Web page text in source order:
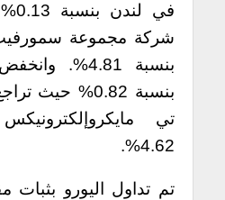
في
شركة مجموعة
بنسبة 0.82%
تي
4.62%.
تم تداول اليورو بثبات